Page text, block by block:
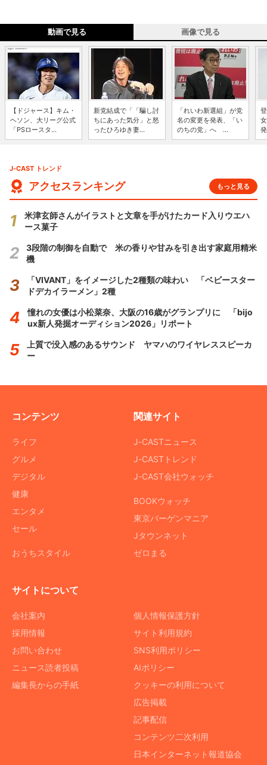
動画で見る 画像で見る
【ドジャース】キム・
ヘソン、大リーグ公式
「PSロースタ...
新党結成で「「騙し討
ちにあった気分」と怒
ったひろゆき妻...
「れいわ新選組」が党
名の変更を発表、「い
のちの党」へ ...
J-CAST トレンド
アクセスランキング もっと見る
米津玄師さんがイラストと文章を手がけたカード入りウエハ
ース菓子
3段階の制御を自動で 米の香りや甘みを引き出す家庭用精米
機
「VIVANT」をイメージした2種類の味わい 「ベビースター
ドデカイラーメン」2種
憧れの女優は小松菜奈、大阪の16歳がグランプリに 「bijo
ux新人発掘オーディション2026」リポート
上質で没入感のあるサウンド ヤマハのワイヤレススピーカ
ー
コンテンツ
ライフ
グルメ
デジタル
健康
エンタメ
セール
おうちスタイル
関連サイト
J-CASTニュース
J-CASTトレンド
J-CAST会社ウォッチ
BOOKウォッチ
東京バーゲンマニア
Jタウンネット
ゼロまる
サイトについて
会社案内
採用情報
お問い合わせ
ニュース読者投稿
編集長からの手紙
個人情報保護方針
サイト利用規約
SNS利用ポリシー
AIポリシー
クッキーの利用について
広告掲載
記事配信
コンテンツ二次利用
日本インターネット報道協会